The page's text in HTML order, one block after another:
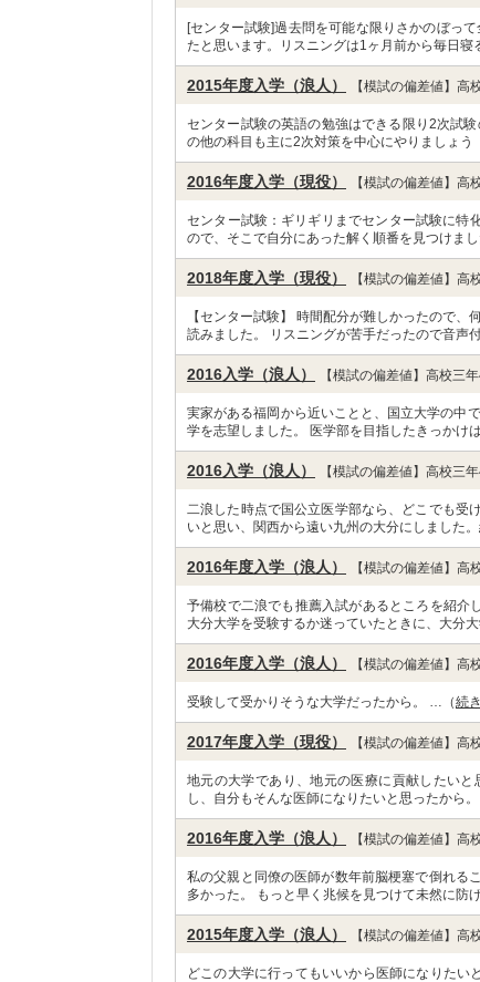
[センター試験]過去問を可能な限りさかのぼっ
たと思います。リスニングは1ヶ月前から毎日寝
2015年度入学（浪人） 【模試の偏差値】
センター試験の英語の勉強はできる限り2次試
の他の科目も主に2次対策を中心にやりましょう
2016年度入学（現役） 【模試の偏差値】
センター試験：ギリギリまでセンター試験に特
ので、そこで自分にあった解く順番を見つけま
2018年度入学（現役） 【模試の偏差値】
【センター試験】 時間配分が難しかったので
読みました。 リスニングが苦手だったので音声
2016入学（浪人） 【模試の偏差値】高校三
実家がある福岡から近いことと、国立大学の中
学を志望しました。 医学部を目指したきっかけ
2016入学（浪人） 【模試の偏差値】高校三
二浪した時点で国公立医学部なら、どこでも受
いと思い、関西から遠い九州の大分にしました
2016年度入学（浪人） 【模試の偏差値】
予備校で二浪でも推薦入試があるところを紹介
大分大学を受験するか迷っていたときに、大分
2016年度入学（浪人） 【模試の偏差値】
受験して受かりそうな大学だったから。 …（続
2017年度入学（現役） 【模試の偏差値】
地元の大学であり、地元の医療に貢献したい
し、自分もそんな医師になりたいと思ったから
2016年度入学（浪人） 【模試の偏差値】
私の父親と同僚の医師が数年前脳梗塞で倒れる
多かった。 もっと早く兆候を見つけて未然に防
2015年度入学（浪人） 【模試の偏差値】
どこの大学に行ってもいいから医師になりた